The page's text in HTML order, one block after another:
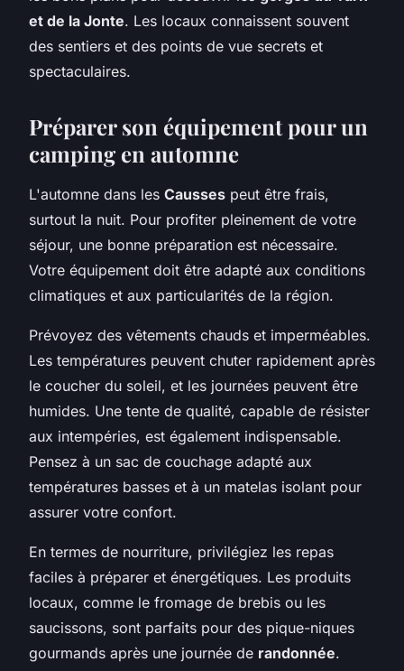
et de la Jonte. Les locaux connaissent souvent
des sentiers et des points de vue secrets et
spectaculaires.
Préparer son équipement pour un
camping en automne
L'automne dans les Causses peut être frais,
surtout la nuit. Pour profiter pleinement de votre
séjour, une bonne préparation est nécessaire.
Votre équipement doit être adapté aux conditions
climatiques et aux particularités de la région.
Prévoyez des vêtements chauds et imperméables.
Les températures peuvent chuter rapidement après
le coucher du soleil, et les journées peuvent être
humides. Une tente de qualité, capable de résister
aux intempéries, est également indispensable.
Pensez à un sac de couchage adapté aux
températures basses et à un matelas isolant pour
assurer votre confort.
En termes de nourriture, privilégiez les repas
faciles à préparer et énergétiques. Les produits
locaux, comme le fromage de brebis ou les
saucissons, sont parfaits pour des pique-niques
gourmands après une journée de randonnée.